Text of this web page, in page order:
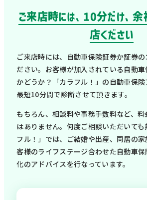
ご来店時には、10分だけ、余
店ください
ご来店時には、自動車保険証券か証券の
ださい。お客様が加入されている自動
かどうか？「カラフル！」の自動車保険
最短10分間で診断させて頂きます。
もちろん、相談料や事務手数料など、
はありません。何度ご相談いただいても
フル！」では、ご結婚や出産、同居の
客様のライフステージ合わせた自動車
化のアドバイスを行なっています。